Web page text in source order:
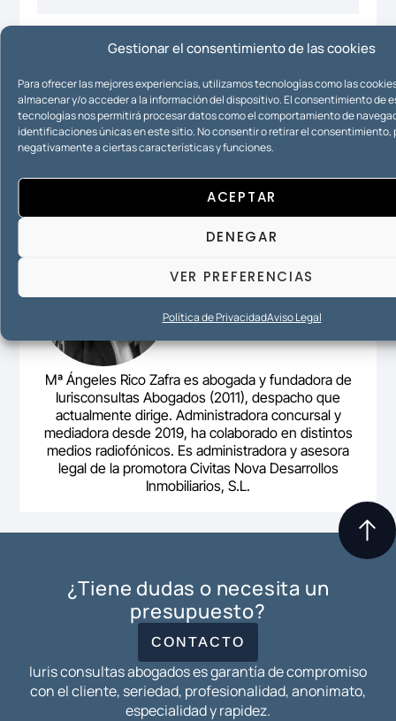
Gestionar el consentimiento de las cookies
Para ofrecer las mejores experiencias, utilizamos tecnologías como las
almacenar y/o acceder a la información del dispositivo. El consentimiento de
tecnologías nos permitirá procesar datos como el comportamiento de
identificaciones únicas en este sitio. No consentir o retirar el consentimiento,
negativamente a ciertas características y funciones.
ACEPTAR
DENEGAR
VER PREFERENCIAS
Política de PrivacidadAviso Legal
Mª Ángeles Rico Zafra es abogada y fundadora de
Iurisconsultas Abogados (2011), despacho que
actualmente dirige. Administradora concursal y
mediadora desde 2019, ha colaborado en distintos
medios radiofónicos. Es administradora y asesora
legal de la promotora Civitas Nova Desarrollos
Inmobiliarios, S.L.
¿Tiene dudas o necesita un
presupuesto?
CONTACTO
Iuris consultas abogados es garantía de compromiso
con el cliente, seriedad, profesionalidad, anonimato,
especialidad y rapidez.